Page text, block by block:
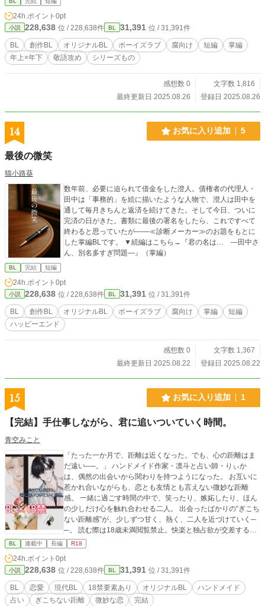
24h.ポイント 0pt
小説 228,638 位 / 228,638件 BL 31,391 位 / 31,391件
BL 創作BL オリジナルBL ボーイズラブ 腐向け 短編
掌編
年上×年下
敬語攻め シリーズもの
感想数 0
文字数 1,816
最終更新日 2025.08.26
登録日 2025.08.26
14 お気に入り追加 5
最後の微笑
猫小路葵
数年前、必要に迫られて借金をした澄人。債権者の代理人・
田中は「事務的」を絵に描いたような人物で、澄人は田中を
通して毎月きちんと返済を続けてきた。そして今日、ついに
完済の日がきた。書類に最後の署名をしたら、これですべて
終わると思っていたが――≪診断メーカー≫のお題をもとに
した掌編BLです。 ▼続編はこちら→『君の名は… ―田中さ
ん、別名多すぎ問題―』（掌編）
BL 完結 短編
24h.ポイント 0pt
小説 228,638 位 / 228,638件 BL 31,391 位 / 31,391件
BL 創作BL オリジナルBL ボーイズラブ 腐向け 掌編
短編
ハッピーエンド
感想数 0
文字数 1,367
最終更新日 2025.08.22
登録日 2025.08.22
15 お気に入り追加 1
【完結】手仕事しながら、君に追いついていく時間。
青空みこと
「たった一か月で、距離は近くなった。でも、心の距離はま
だ遠い──。」 ハンドメイド作家・凛斗と占い師・りぃか
は、偶然の出会いから関わりを持つようになった。 お互いに
惹かれ合いながらも、恋とも友情とも言えない微妙な距離
感。 一緒に過ごす時間の中で、笑ったり、嫉妬したり、ほん
の少しだけ心を触れ合わせる二人。 出会ったばかりの“ぎこち
ない距離感”が、少しずつ甘く、熱く、二人を近づけていく─
─。 読む際は18歳未満閲覧禁止。快楽と独占欲が交差する二
人の時間を、リアルに描きました。
BL 連載中 長編 R18
24h.ポイント 0pt
小説 228,638 位 / 228,638件 BL 31,391 位 / 31,391件
BL 恋愛 現代BL 18禁要素あり オリジナルBL
ハンドメイド
占い
ぎこちない距離 微妙な恋 完結